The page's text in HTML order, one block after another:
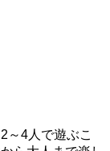
～4人で遊ぶこ